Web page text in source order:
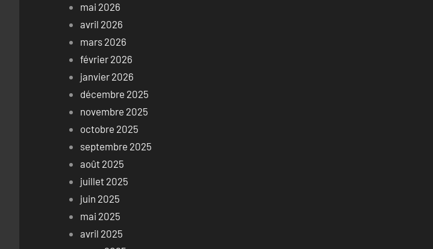
mai 2026
avril 2026
mars 2026
février 2026
janvier 2026
décembre 2025
novembre 2025
octobre 2025
septembre 2025
août 2025
juillet 2025
juin 2025
mai 2025
avril 2025